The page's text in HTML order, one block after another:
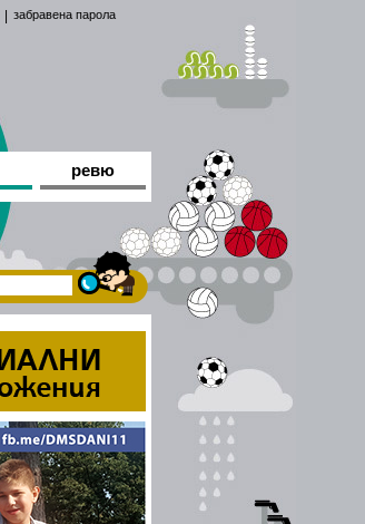
забравена парола
ревю